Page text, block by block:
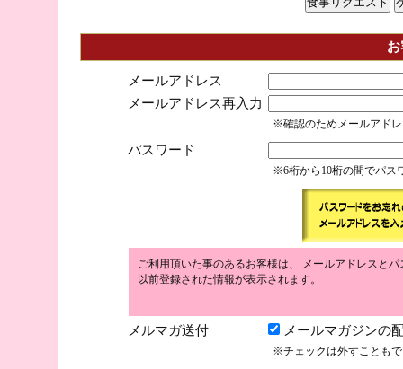
メールアドレス
メールアドレス再入力
※確認のためメールアド
パスワード
※6桁から10桁の間でパス
ご利用頂いた事のあるお客様は、 メールアドレスと
以前登録された情報が表示されます。
メルマガ送付 メールマガジンの
※チェックは外すことも